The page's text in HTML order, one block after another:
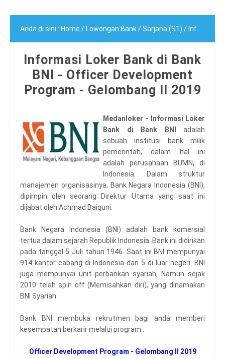
Anda di sini : Home / Lowongan Bank/Sarjana (S1) / Informasi Loker Bank di Bank BNI - Officer Development Program - Gelombang II 2019
Informasi Loker Bank di Bank
BNI - Officer Development
Program - Gelombang II 2019
Medanloker - Informasi Loker
Bank di Bank BNI adalah
sebuah institusi bank milik
pemerintah, dalam hal ini
adalah perusahaan BUMN, di
Indonesia. Dalam struktur
manajemen organisasinya, Bank Negara Indonesia (BNI),
dipimpin oleh seorang Direktur Utama yang saat ini
dijabat oleh Achmad Baiquni.
Bank Negara Indonesia (BNI) adalah bank komersial
tertua dalam sejarah Republik Indonesia. Bank ini didirikan
pada tanggal 5 Juli tahun 1946. Saat ini BNI mempunyai
914 kantor cabang di Indonesia dan 5 di luar negeri. BNI
juga mempunyai unit perbankan syariah, Namun sejak
2010 telah spin off (Memisahkan diri), yang dinamakan
BNI Syariah
Bank BNI membuka rekrutmen bagi anda memberi
kesempatan berkarir melalui program :
Officer Development Program - Gelombang II 2019